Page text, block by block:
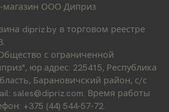
ООО Диприз
dipriz.by в торговом реестре
с ограниченной
юр.адрес: 225415, Республика
Барановичский район, с/с
sales@dipriz.com. Время работы
+375 (44) 544-57-72.